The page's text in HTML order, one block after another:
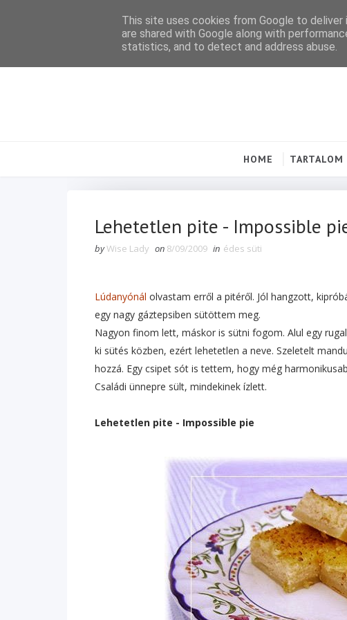
HOME TARTALOM
Lehetetlen pite - Impossible
byWise Lady on 8/09/2009 in édes süti
Lúdanyónál olvastam erről a pitéről. Jól hangzott,
egy nagy gáztepsiben sütöttem meg.
Nagyon finom lett, máskor is sütni fogom. Alul egy
ki sütés közben, ezért lehetetlen a neve. Szeletelt
hozzá. Egy csipet sót is tettem, hogy még
Családi ünnepre sült, mindekinek ízlett.
Lehetetlen pite - Impossible pie
This site uses cookies from Google to
are shared with Google along with
statistics, and to detect and address abuse.